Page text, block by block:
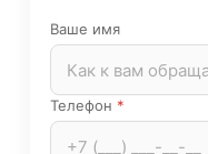
Ваше имя
Телефон *